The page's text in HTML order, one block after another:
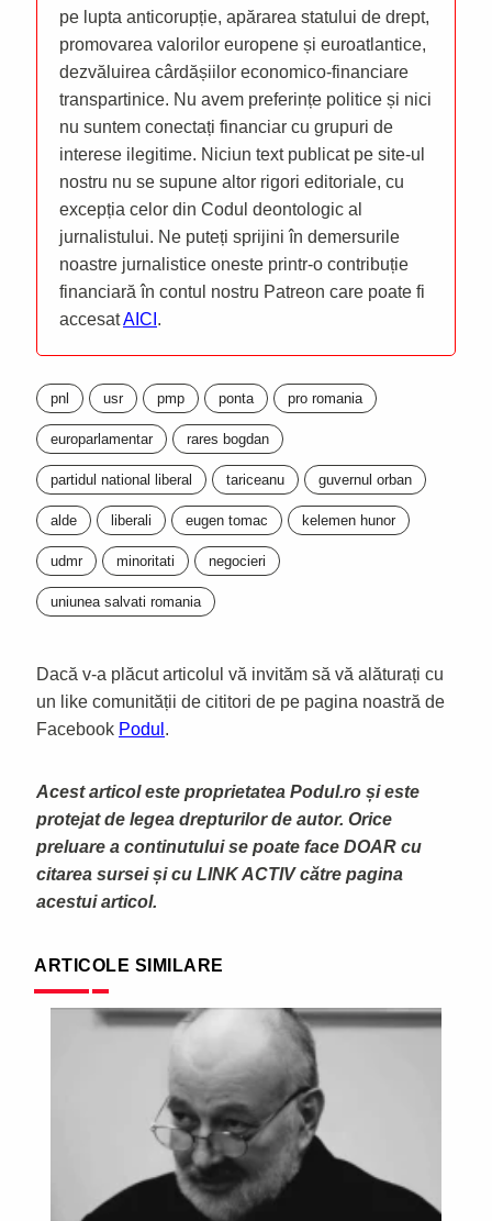
pe lupta anticorupție, apărarea statului de drept,
promovarea valorilor europene și euroatlantice,
dezvăluirea cârdășiilor economico-financiare
transpartinice. Nu avem preferințe politice și nici
nu suntem conectați financiar cu grupuri de
interese ilegitime. Niciun text publicat pe site-ul
nostru nu se supune altor rigori editoriale, cu
excepția celor din Codul deontologic al
jurnalistului. Ne puteți sprijini în demersurile
noastre jurnalistice oneste printr-o contribuție
financiară în contul nostru Patreon care poate fi
accesatAICI .
pnl usr pmp ponta pro romania
europarlamentar rares bogdan
partidul national liberal tariceanu guvernul orban
alde liberali eugen tomac kelemen hunor
udmr minoritati negocieri
uniunea salvati romania
Dacă v-a plăcut articolul vă invităm să vă alăturați cu
un like comunității de cititori de pe pagina noastră de
Facebook Podul .
Acest articol este proprietatea Podul.ro și este
protejat de legea drepturilor de autor. Orice
preluare a continutului se poate face DOAR cu
citarea sursei și cu LINK ACTIV către pagina
acestui articol.
ARTICOLE SIMILARE